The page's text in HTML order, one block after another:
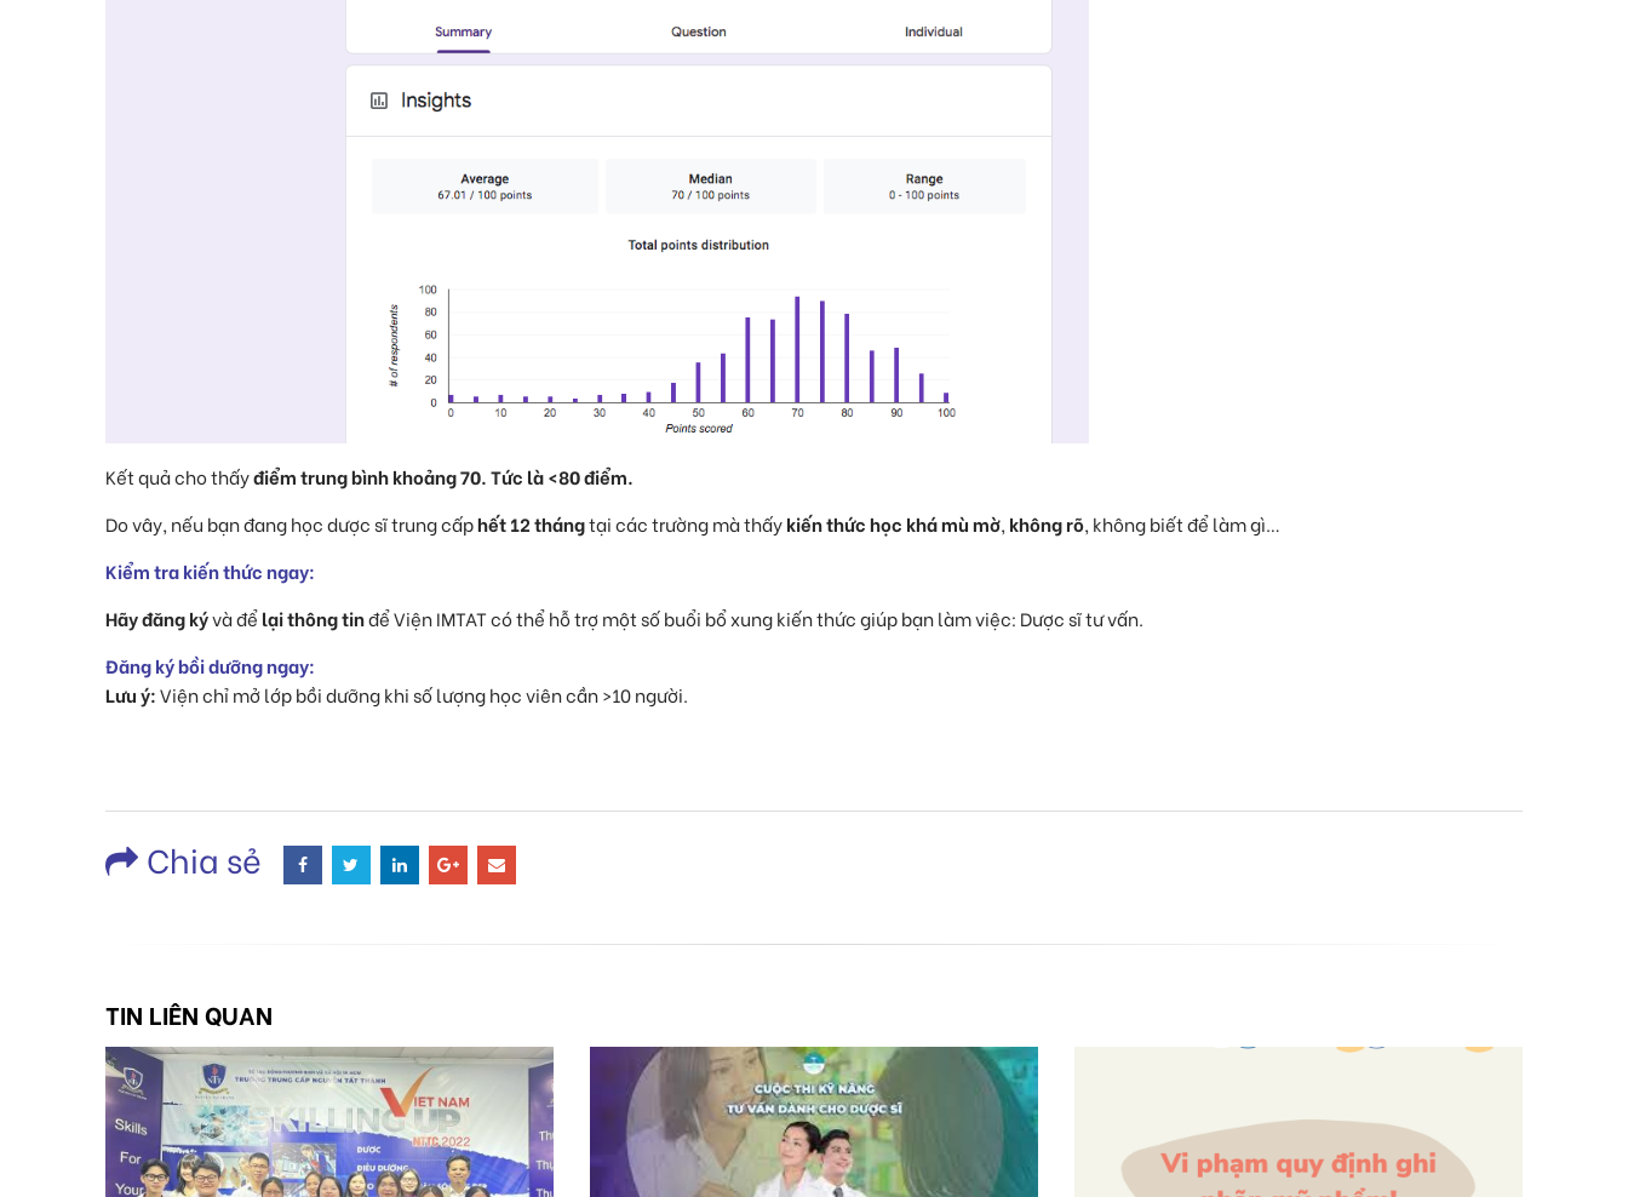
Kết quả cho thấyđiểm trung bình khoảng 70. Tức là <80 điểm.
Do vây, nếu bạn đang học dược sĩ trung cấphết 12 thángtại các trường mà thấykiến thức học khá mù mờ, không rõ, không biết để làm gì…
Kiểm tra kiến thức ngay:
Hãy đăng kývà đểlại thông tinđể Viện IMTAT có thể hỗ trợ một số buổi bổ xung kiến thức giúp bạn làm việc: Dược sĩ tư vấn.
Đăng ký bồi dưỡng ngay:
Lưu ý:Viện chỉ mở lớp bồi dưỡng khi số lượng học viên cần >10 người.
Chia sẻ
TIN LIÊN QUAN
Thực tập là nhiệm vụ quan trọng của các sinh viên
vừa tốt nghiệp, riêng đối với các sinh viên vừa tốt